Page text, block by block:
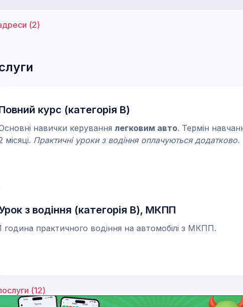
(2)
курс (категорія В)
навички керування легковим авто. Термін
місяці. Практичні уроки з водіння оплачуються додатково.
з водіння (категорія В), МКПП
година практичного водіння на автомобілі з МКПП.
(12)